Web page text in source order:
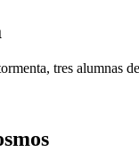
tres alumnas